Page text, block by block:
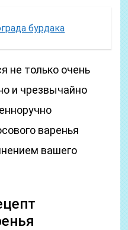
бурдака
не только очень
и чрезвычайно
варенья
вашего